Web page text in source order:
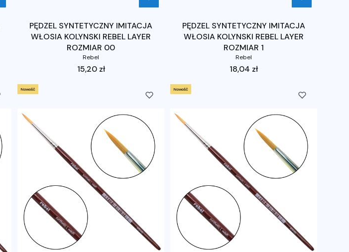
PĘDZEL SYNTETYCZNY IMITACJA
WŁOSIA KOLYNSKI REBEL LAYER
ROZMIAR 00
Rebel
Cena
15,20 zł
PĘDZEL SYNTETYCZNY IMITACJA
WŁOSIA KOLYNSKI REBEL LAYER
ROZMIAR 1
Rebel
Cena
18,04 zł
Nowość Nowość